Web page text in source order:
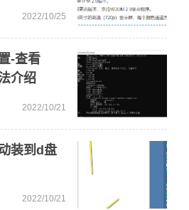
2022/10/25
-查看
介绍
2022/10/21
装到d盘
2022/10/21